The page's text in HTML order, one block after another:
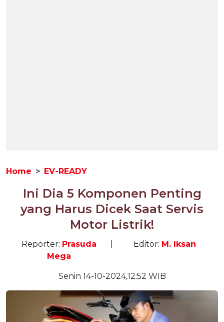
Home EV-READY
Ini Dia 5 Komponen Penting
yang Harus Dicek Saat Servis
Motor Listrik!
Reporter: Prasuda
Mega
Editor: M. Iksan
Senin 14-10-2024,12:52 WIB